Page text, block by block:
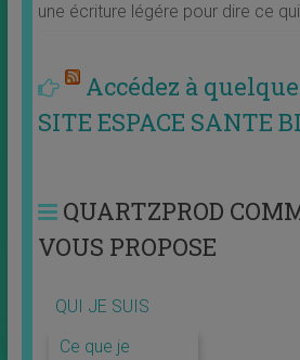
une écriture légére pour dire ce
Accédez à
SITE ESPACE SANTE
QUARTZPROD
VOUS PROPOSE
QUI JE SUIS
Ce que je